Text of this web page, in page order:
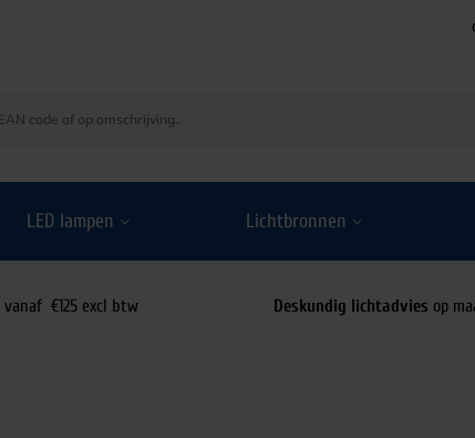
LED lampen Lichtbronnen
vanaf €125 excl btw Deskundig lichtadvies op